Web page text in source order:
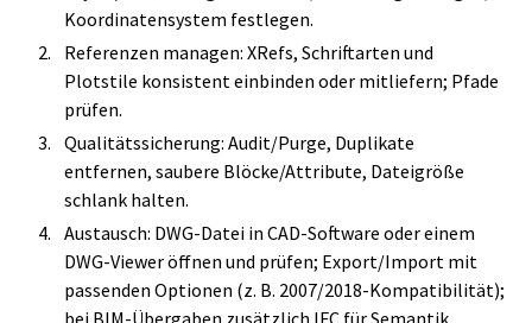
Koordinatensystem festlegen.
Referenzen managen: XRefs, Schriftarten und
Plotstile konsistent einbinden oder mitliefern; Pfade
prüfen.
Qualitätssicherung: Audit/Purge, Duplikate
entfernen, saubere Blöcke/Attribute, Dateigröße
schlank halten.
Austausch: DWG‑Datei in CAD‑Software oder einem
DWG‑Viewer öffnen und prüfen; Export/Import mit
passenden Optionen (z. B. 2007/2018‑Kompatibilität);
bei BIM‑Übergaben zusätzlich IFC für Semantik.